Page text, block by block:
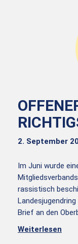
2. September
Im Juni wurde
rassistisch
Brief an den
Weiterlesen